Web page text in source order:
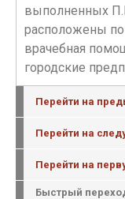
выполненных
расположены по
врачебная
городские
Перейти на
Перейти на
Перейти на
Быстрый